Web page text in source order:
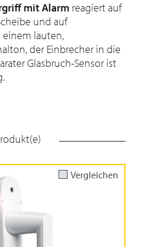
mit Alarm reagiert auf
und auf
lauten,
der Einbrecher in die
Glasbruch-Sensor ist
Vergleichen